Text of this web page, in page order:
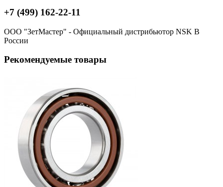
+7 (499) 162-22-11
ООО "ЗетМастер" - Официальный дистрибьютор NSK В
России
Рекомендуемые товары